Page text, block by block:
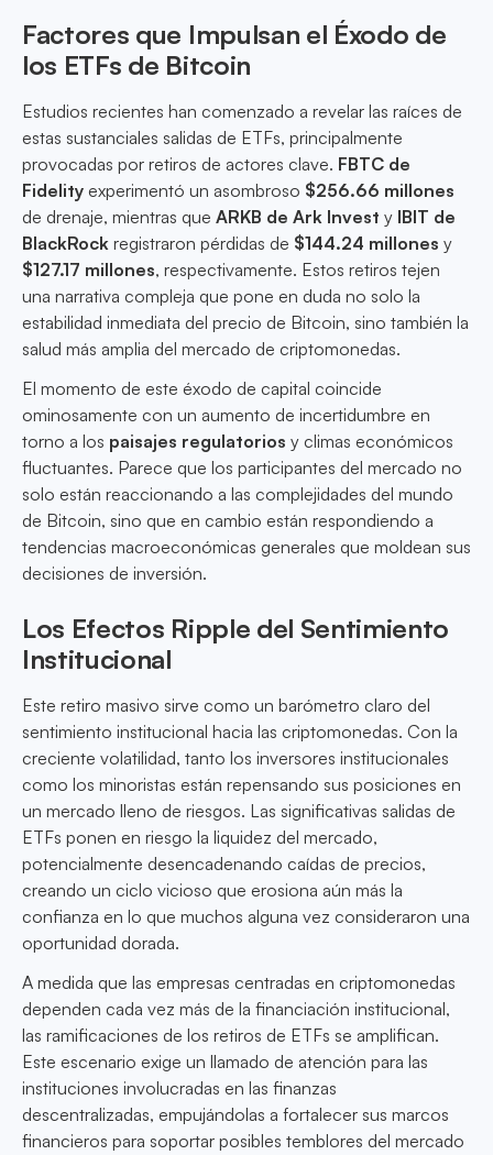
Factores que Impulsan el Éxodo de
los ETFs de Bitcoin
Estudios recientes han comenzado a revelar las raíces de
estas sustanciales salidas de ETFs, principalmente
provocadas por retiros de actores clave. FBTC de
Fidelity experimentó un asombroso $256.66 millones
de drenaje, mientras que ARKB de Ark Invest y IBIT de
BlackRock registraron pérdidas de $144.24 millones y
$127.17 millones, respectivamente. Estos retiros tejen
una narrativa compleja que pone en duda no solo la
estabilidad inmediata del precio de Bitcoin, sino también la
salud más amplia del mercado de criptomonedas.
El momento de este éxodo de capital coincide
ominosamente con un aumento de incertidumbre en
torno a los paisajes regulatorios y climas económicos
fluctuantes. Parece que los participantes del mercado no
solo están reaccionando a las complejidades del mundo
de Bitcoin, sino que en cambio están respondiendo a
tendencias macroeconómicas generales que moldean sus
decisiones de inversión.
Los Efectos Ripple del Sentimiento
Institucional
Este retiro masivo sirve como un barómetro claro del
sentimiento institucional hacia las criptomonedas. Con la
creciente volatilidad, tanto los inversores institucionales
como los minoristas están repensando sus posiciones en
un mercado lleno de riesgos. Las significativas salidas de
ETFs ponen en riesgo la liquidez del mercado,
potencialmente desencadenando caídas de precios,
creando un ciclo vicioso que erosiona aún más la
confianza en lo que muchos alguna vez consideraron una
oportunidad dorada.
A medida que las empresas centradas en criptomonedas
dependen cada vez más de la financiación institucional,
las ramificaciones de los retiros de ETFs se amplifican.
Este escenario exige un llamado de atención para las
instituciones involucradas en las finanzas
descentralizadas, empujándolas a fortalecer sus marcos
financieros para soportar posibles temblores del mercado